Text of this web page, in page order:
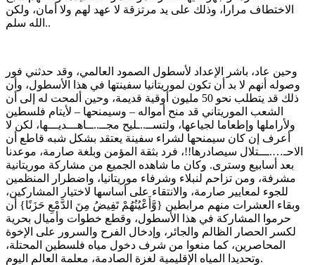
الاختطاف مرارا، وذلك على يد مرتزقة لا عهد لهم ولا أمان، ولكن
الله سلم..
وحين عاد، باشر الإعداد لأسطول الصمود العالمي، وقد حدثني فور
وصوله أنهم لا بد أن تكون لموريتانيا سفينتها في هذا الأسطول، وأن
ذلك قد يتطلب نحو 50 مليون أوقية قديمة، وحين ألمحت له إلى أن
الشعب الموريتاني قد منح أمواله – وسيمنحها – لأيتام فلسطين
ولأراملها وإطعاما لجياعها، ولتســ..ـليح مجــ..ــاهـــديـــها، لكن لا
أعرف إن كان سيمنحها لشراء سفينة يعتقد بشكل شبه قاطع أن
الاحـ….ـــتلال سيصادرها!!، فرد بثقة المؤمن وبلغة صارمة، موعدنا
بعد أسابيع وسترى. وكان ما شاهده الجميع من مشاركة موريتانية
مشرفة، ومن تزاحم لنبلاء وشرفاء موريتانيا، واضطرار المنظمين
للجوء لمعايير صارمة، والانتقاء على أساسها لاختيار المشاركين،
وبقاء العشرات منهم مرابطين {وَّأَعْيُنُهُمْ تَفِيضُ مِنَ الدَّمْعِ حَزَنًا} أن
حرموا المشاركة في هذا الأسطول، وقطع خطوات وأميال بحرية
لكسر الحصار الظالم والجائر، وإدخال الفرح والسرور على الإخوة
المحاصرين، كما منعوا من شرف دخول مياه فلسطين المحتلة،
وتحديدا المياه الإقليمية لغزة الصادمة، معلمة العالم اليوم.